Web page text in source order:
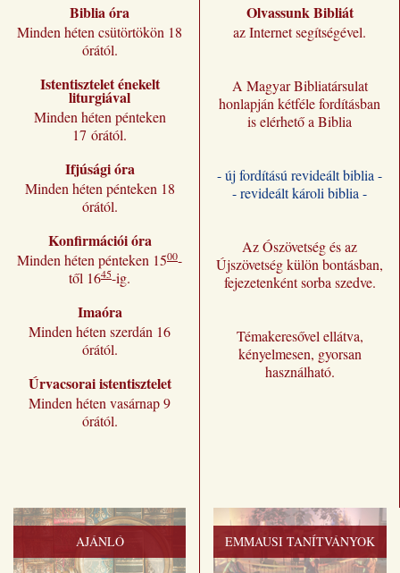
Biblia óra
Minden héten csütörtökön 18
órától.
Istentisztelet énekelt
liturgiával
Minden héten pénteken
17 órától.
Ifjúsági óra
Minden héten pénteken 18
órától.
Konfirmációi óra
Minden héten pénteken 1500-
től 1645-ig.
Imaóra
Minden héten szerdán 16
órától.
Úrvacsorai istentisztelet
Minden héten vasárnap 9
órától.
Olvassunk Bibliát
az Internet segítségével.
A Magyar Bibliatársulat
honlapján kétféle fordításban
is elérhető a Biblia
- új fordítású revideált biblia -
- revideált károli biblia -
Az Ószövetség és az
Újszövetség külön bontásban,
fejezetenként sorba szedve.
Témakeresővel ellátva,
kényelmesen, gyorsan
használható.
AJÁNLÓ EMMAUSI TANÍTVÁNYOK